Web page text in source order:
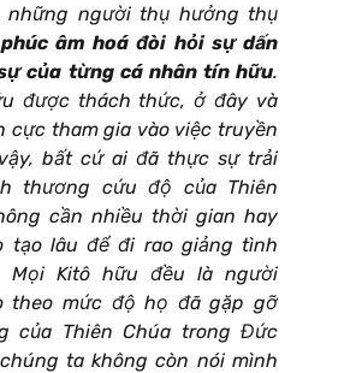
những người thụ hưởng thụ
âm hoá đòi hỏi sự dấn
của từng cá nhân tín hữu.
được thách thức, ở đây và
cực tham gia vào việc truyền
bất cứ ai đã thực sự trải
thương cứu độ của Thiên
cần nhiều thời gian hay
tạo lâu để đi rao giảng tình
Mọi Kitô hữu đều là người
theo mức độ họ đã gặp gỡ
của Thiên Chúa trong Đức
ta không còn nói mình